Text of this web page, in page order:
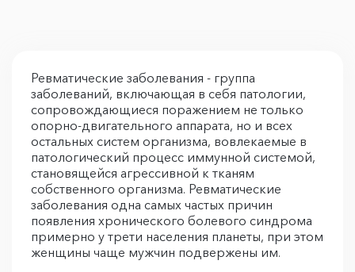
Ревматические заболевания - группа
заболеваний, включающая в себя патологии,
сопровождающиеся поражением не только
опорно-двигательного аппарата, но и всех
остальных систем организма, вовлекаемые в
патологический процесс иммунной системой,
становящейся агрессивной к тканям
собственного организма. Ревматические
заболевания одна самых частых причин
появления хронического болевого синдрома
примерно у трети населения планеты, при этом
женщины чаще мужчин подвержены им.